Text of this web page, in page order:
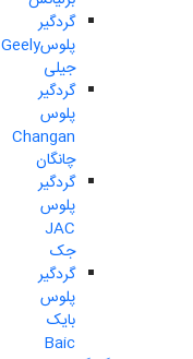
گردگیر
پلوسGeely
جیلی
گردگیر
پلوس
Changan
چانگان
گردگیر
پلوس
JAC
جک
گردگیر
پلوس
بایک
Baic